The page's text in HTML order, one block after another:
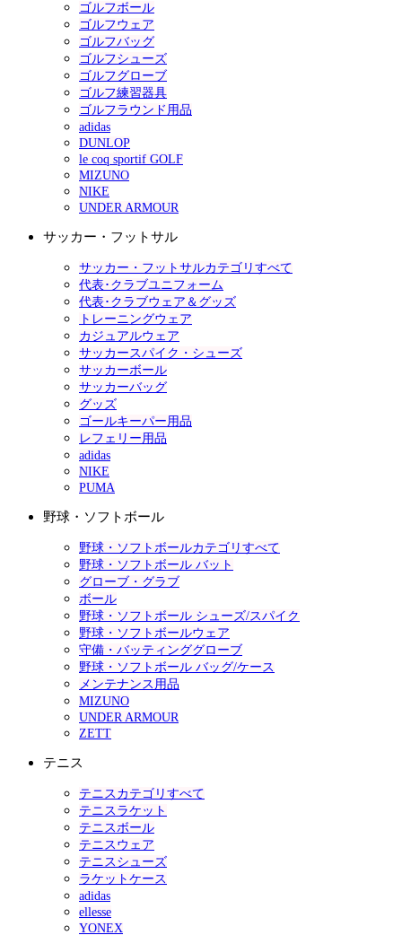
ゴルフボール
ゴルフウェア
ゴルフバッグ
ゴルフシューズ
ゴルフグローブ
ゴルフ練習器具
ゴルフラウンド用品
adidas
DUNLOP
le coq sportif GOLF
MIZUNO
NIKE
UNDER ARMOUR
サッカー・フットサル
サッカー・フットサルカテゴリすべて
代表･クラブユニフォーム
代表･クラブウェア＆グッズ
トレーニングウェア
カジュアルウェア
サッカースパイク・シューズ
サッカーボール
サッカーバッグ
グッズ
ゴールキーパー用品
レフェリー用品
adidas
NIKE
PUMA
野球・ソフトボール
野球・ソフトボールカテゴリすべて
野球・ソフトボール バット
グローブ・グラブ
ボール
野球・ソフトボール シューズ/スパイク
野球・ソフトボールウェア
守備・バッティンググローブ
野球・ソフトボール バッグ/ケース
メンテナンス用品
MIZUNO
UNDER ARMOUR
ZETT
テニス
テニスカテゴリすべて
テニスラケット
テニスボール
テニスウェア
テニスシューズ
ラケットケース
adidas
ellesse
YONEX